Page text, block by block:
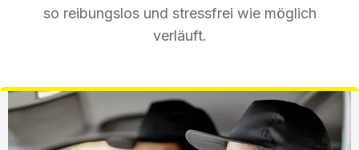
so reibungslos und stressfrei wie möglich
verläuft.